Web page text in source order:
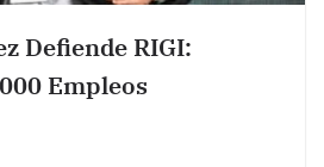
Defiende RIGI:
Empleos